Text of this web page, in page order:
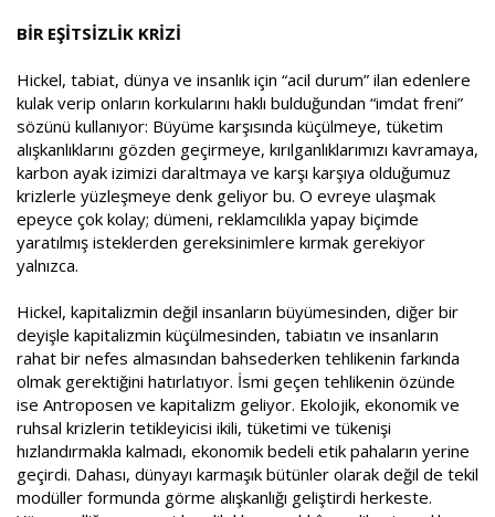
BİR EŞİTSİZLİK KRİZİ
Hickel, tabiat, dünya ve insanlık için “acil durum” ilan edenlere
kulak verip onların korkularını haklı bulduğundan “imdat freni”
sözünü kullanıyor: Büyüme karşısında küçülmeye, tüketim
alışkanlıklarını gözden geçirmeye, kırılganlıklarımızı kavramaya,
karbon ayak izimizi daraltmaya ve karşı karşıya olduğumuz
krizlerle yüzleşmeye denk geliyor bu. O evreye ulaşmak
epeyce çok kolay; dümeni, reklamcılıkla yapay biçimde
yaratılmış isteklerden gereksinimlere kırmak gerekiyor
yalnızca.
Hickel, kapitalizmin değil insanların büyümesinden, diğer bir
deyişle kapitalizmin küçülmesinden, tabiatın ve insanların
rahat bir nefes almasından bahsederken tehlikenin farkında
olmak gerektiğini hatırlatıyor. İsmi geçen tehlikenin özünde
ise Antroposen ve kapitalizm geliyor. Ekolojik, ekonomik ve
ruhsal krizlerin tetikleyicisi ikili, tüketimi ve tükenişi
hızlandırmakla kalmadı, ekonomik bedeli etik pahaların yerine
geçirdi. Dahası, dünyayı karmaşık bütünler olarak değil de tekil
modüller formunda görme alışkanlığı geliştirdi herkeste.